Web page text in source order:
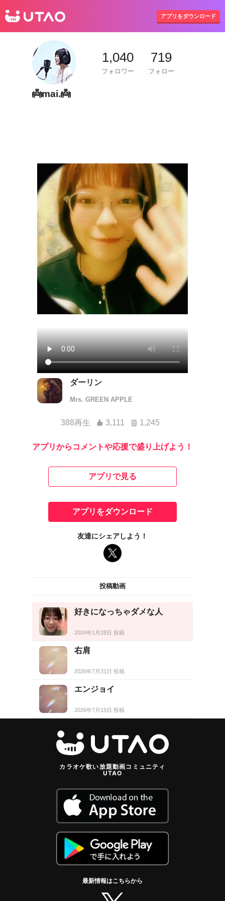
アプリをダウンロード
1,040
フォロワー
719
フォロー
👼mai.👼
ダーリン
Mrs. GREEN APPLE
388再生 3,111 1,245
アプリからコメントや応援で盛り上げよう！
アプリで見る
アプリをダウンロード
友達にシェアしよう！
投稿動画
好きになっちゃダメな人
2024年1月28日 投稿
右肩
2026年7月31日 投稿
エンジョイ
2026年7月15日 投稿
カラオケ歌い放題動画コミュニティ
UTAO
最新情報はこちらから